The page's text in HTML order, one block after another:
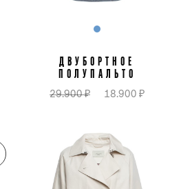
ДВУБОРТНОЕ
ПОЛУПАЛЬТО
29.900 ₽ 18.900 ₽